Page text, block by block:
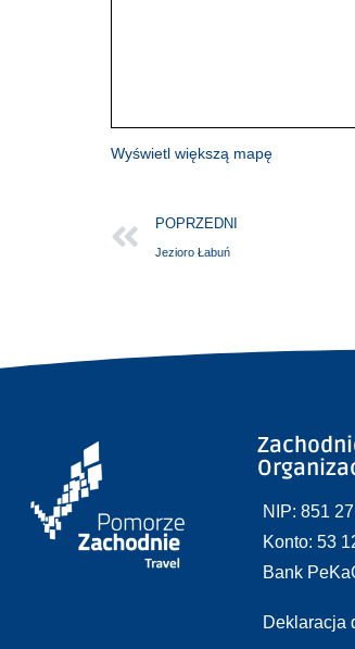
Wyświetl większą mapę
POPRZEDNI
Jezioro Łabuń
NIP: 851
Konto: 53
Bank
Deklaracja